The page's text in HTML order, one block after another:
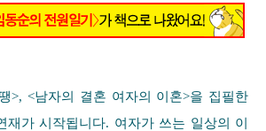
>, <남자의 결혼 여자의 이혼>을 집필한
재가 시작됩니다. 여자가 쓰는 일상의 이